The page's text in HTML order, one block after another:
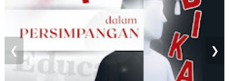
❮ ❯